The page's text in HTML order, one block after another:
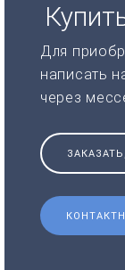
Для
написать
через